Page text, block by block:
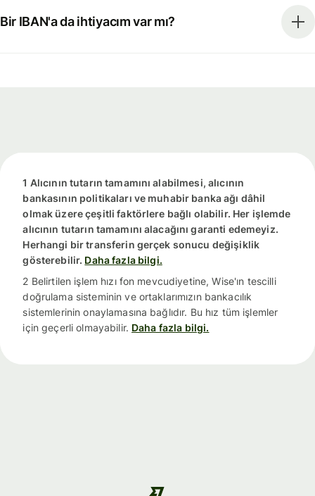
Bir IBAN'a da ihtiyacım var mı?
1 Alıcının tutarın tamamını alabilmesi, alıcının
bankasının politikaları ve muhabir banka ağı dâhil
olmak üzere çeşitli faktörlere bağlı olabilir. Her işlemde
alıcının tutarın tamamını alacağını garanti edemeyiz.
Herhangi bir transferin gerçek sonucu değişiklik
gösterebilir. Daha fazla bilgi.
2 Belirtilen işlem hızı fon mevcudiyetine, Wise'ın tescilli
doğrulama sisteminin ve ortaklarımızın bankacılık
sistemlerinin onaylamasına bağlıdır. Bu hız tüm işlemler
için geçerli olmayabilir. Daha fazla bilgi.